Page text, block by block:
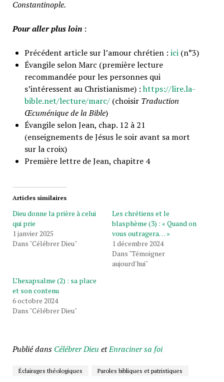
Constantinople.
Pour aller plus loin:
Précédent article sur l’amour chrétien : ici(n°3)
Évangile selon Marc (première lecture
recommandée pour les personnes qui
s’intéressent au Christianisme) :https://lire.la-
bible.net/lecture/marc/(choisir Traduction
Œcuménique de la Bible)
Évangile selon Jean, chap. 12 à 21
(enseignements de Jésus le soir avant sa mort
sur la croix)
Première lettre de Jean, chapitre 4
Articles similaires
Dieu donne la prière à celui
qui prie
1 janvier 2025
Dans "Célébrer Dieu"
Les chrétiens et le
blasphème (3) : « Quand on
vous outragera… »
1 décembre 2024
Dans "Témoigner
aujourd'hui"
L’hexapsalme (2) : sa place
et son contenu
6 octobre 2024
Dans "Célébrer Dieu"
Publié dans Célébrer Dieu etEnraciner sa foi
Éclairages théologiques Paroles bibliques et patristiques